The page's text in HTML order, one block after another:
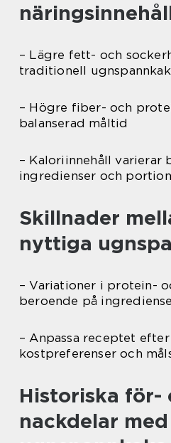
– Lägre fett- och
traditionell
– Högre fiber- och
balanserad måltid
– Kaloriinnehåll varierar
ingredienser och
Skillnader
nyttiga
– Variationer i protein-
beroende på
– Anpassa receptet
kostpreferenser och
Historiska för-
nackdelar